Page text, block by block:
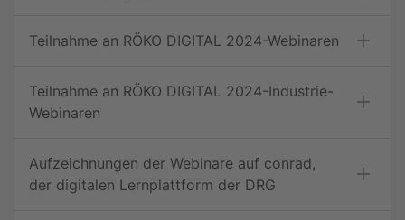
bei der notfälligen endovaskulären Behandlung
Material und Methoden
und 2020 eine Notfall-Endovaskuläre Therapie
(EVT) mit dem Viabahn-Stentgraft erhielten.
Teilnahme an RÖKO DIGITAL 2024-Webinaren
Teilnahme an RÖKO DIGITAL 2024-Industrie-
Webinaren
Aufzeichnungen der Webinare auf conrad,
der digitalen Lernplattform der DRG